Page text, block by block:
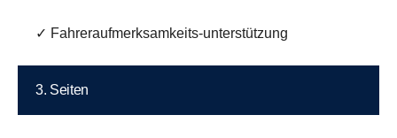
✓ Fahreraufmerksamkeits-unterstützung
3. Seiten